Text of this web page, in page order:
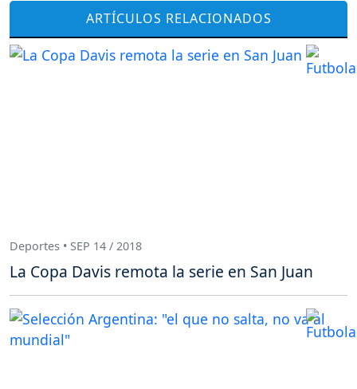
ARTÍCULOS RELACIONADOS
Deportes • SEP 14 / 2018
La Copa Davis remota la serie en San Juan